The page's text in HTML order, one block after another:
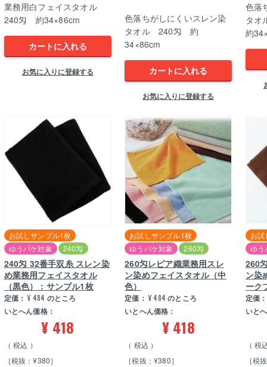
業務用白フェイスタオル
240匁 約34×86cm
カートに入れる
お気に入りに登録する
色落ちがしにくいスレン染
タオル 240匁 約
34×86cm
カートに入れる
お気に入りに登録する
色落
タ
約
お試しサンプル1枚
ゆうパケ対象
240匁
240匁 32番手双糸 スレン染
め業務用フェイスタオル
（黒色）：サンプル1枚
定価： ¥ 484 のところ
いとへん価格：
¥ 418
税込
［税抜：¥380］
お試しサンプル1枚
ゆうパケ対象
260匁
260匁レピア織業務用スレ
ン染めフェイスタオル（中
色）
定価： ¥ 484のところ
いとへん価格：
¥418
税込
［税抜：¥380］
お
ゆう
260
ン染
ーク
定価：
いと
税
［税